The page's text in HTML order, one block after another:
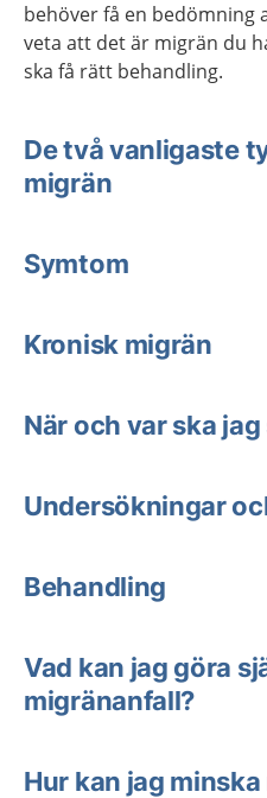
behöver få en bedömning
veta att det är migrän du
ska få rätt behandling.
De två vanligaste
migrän
Symtom
Kronisk migrän
När och var ska
Undersökningar
Behandling
Vad kan jag göra
migränanfall?
Hur kan jag